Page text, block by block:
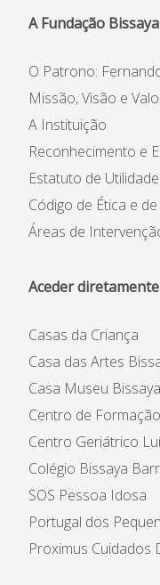
A Fundação
O Patrono:
Missão, Visão e
A Instituição
Reconhecimento e
Estatuto de
Código de Ética e
Áreas de
Aceder diretamente
Casas da Criança
Casa das Artes
Casa Museu
Centro de
Centro Geriátrico
Colégio Bissaya
SOS Pessoa Idosa
Portugal dos
Proximus Cuidados